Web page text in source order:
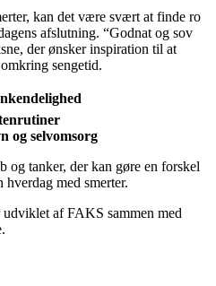
kan det være svært at finde ro
afslutning. “Godnat og sov
der ønsker inspiration til at
sengetid.
og selvomsorg
og tanker, der kan gøre en forskel
med smerter.
udviklet af FAKS sammen med